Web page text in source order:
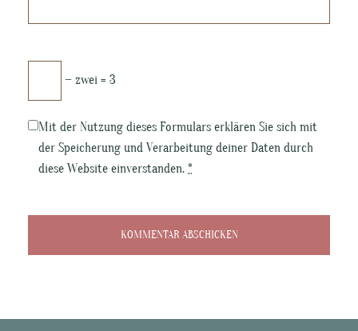
− zwei = 3
Mit der Nutzung dieses Formulars erklären Sie sich mit
der Speicherung und Verarbeitung deiner Daten durch
diese Website einverstanden. *